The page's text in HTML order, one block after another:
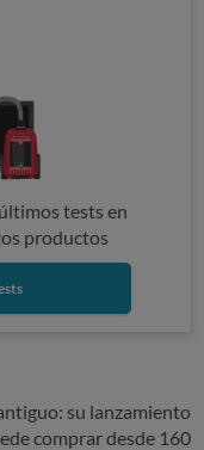
tests en
productos
su lanzamiento
comprar desde 160